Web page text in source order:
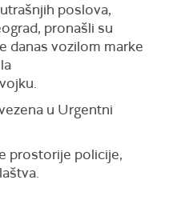
poslova,
pronašli su
danas vozilom marke
u Urgentni
prostorije policije,